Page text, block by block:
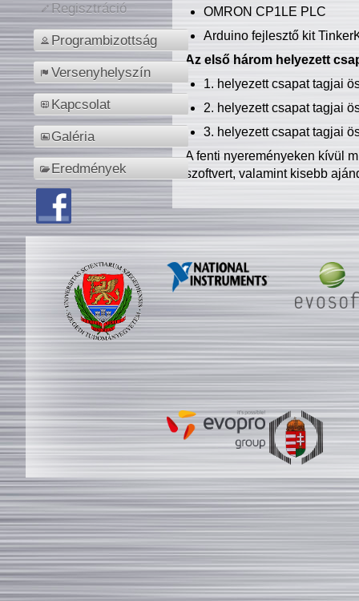
Regisztráció
Programbizottság
Versenyhelyszín
Kapcsolat
Galéria
Eredmények
OMRON CP1LE PLC
Arduino fejlesztő kit
Az első három helyezett
1. helyezett csapat tagjai
2. helyezett csapat tagjai
3. helyezett csapat tagjai
A fenti nyereményeken kívül
szoftvert, valamint kisebb